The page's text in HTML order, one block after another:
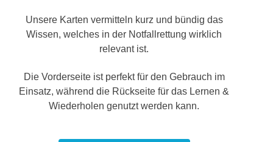
Unsere Karten vermitteln kurz und bündig das
Wissen, welches in der Notfallrettung wirklich
relevant ist.
Die Vorderseite ist perfekt für den Gebrauch im
Einsatz, während die Rückseite für das Lernen &
Wiederholen genutzt werden kann.